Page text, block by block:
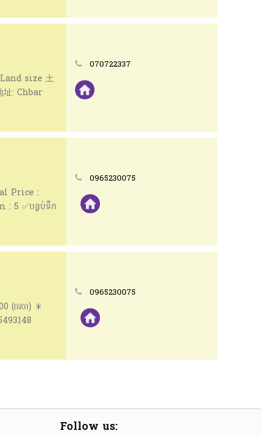
size 土
: Chbar
070722337
Price :
5 ✅បន្ទប់ទឹក
0965230075
ចរចា) 🎇
0965230075
Follow us: